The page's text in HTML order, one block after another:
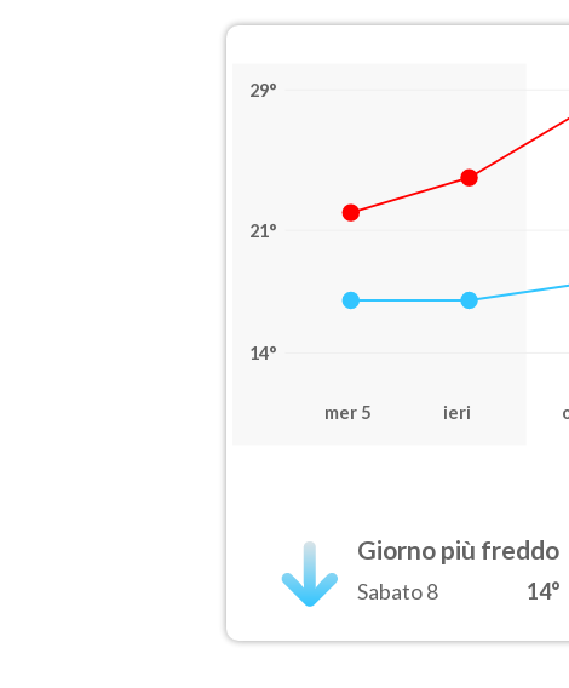
29°
21°
14°
mer 5 ieri
Giorno più freddo
Sabato 8 14°